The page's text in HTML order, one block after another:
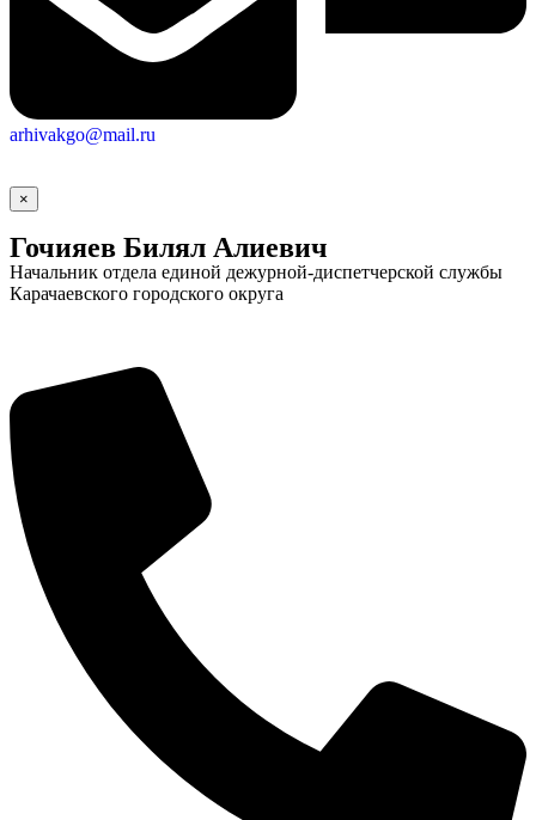
arhivakgo@mail.ru
×
Гочияев Билял Алиевич
Начальник отдела единой дежурной-диспетчерской службы
Карачаевского городского округа